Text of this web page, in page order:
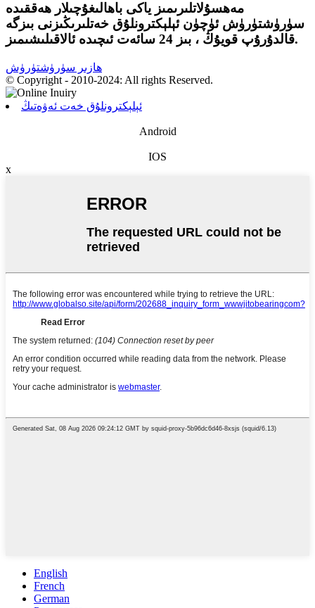
مەھسۇلاتلىرىمىز ياكى باھالىغۇچىلار ھەققىدە
سۈرۈشتۈرۈش ئۈچۈن ئېلېكترونلۇق خەتلىرىڭىزنى بىزگە
قالدۇرۇپ قويۇڭ ، بىز 24 سائەت ئىچىدە ئالاقىلىشىمىز.
ھازىر سۈرۈشتۈرۈش
© Copyright - 2010-2024: All rights Reserved.
ئېلېكترونلۇق خەت ئەۋەتىڭ
Android
IOS
x
English
French
German